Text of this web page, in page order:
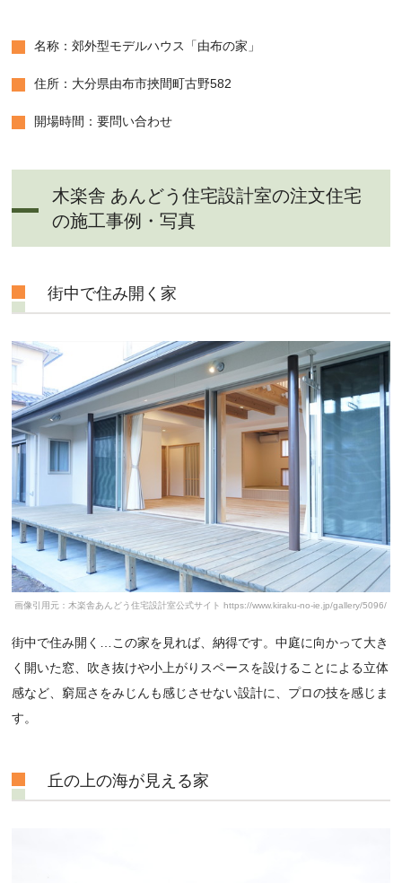
名称：郊外型モデルハウス「由布の家」
住所：大分県由布市挾間町古野582
開場時間：要問い合わせ
木楽舎 あんどう住宅設計室の注文住宅
の施工事例・写真
街中で住み開く家
画像引用元：木楽舎あんどう住宅設計室公式サイト https://www.kiraku-no-ie.jp/gallery/5096/
街中で住み開く…この家を見れば、納得です。中庭に向かって大き
く開いた窓、吹き抜けや小上がりスペースを設けることによる立体
感など、窮屈さをみじんも感じさせない設計に、プロの技を感じま
す。
丘の上の海が見える家